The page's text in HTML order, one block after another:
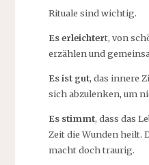
Rituale sind wichtig.
Es erleichtert, von
erzählen und
Es ist gut, das innere
sich abzulenken, um
Es stimmt, dass das
Zeit die Wunden heilt.
macht doch traurig.